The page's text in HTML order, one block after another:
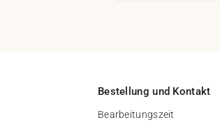
Bestellung und Kontakt
Bearbeitungszeit